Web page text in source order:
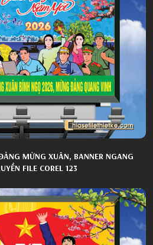
MỪNG XUÂN, BANNER NGANG
FILE COREL 123